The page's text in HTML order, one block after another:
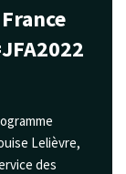
Lelièvre,
des